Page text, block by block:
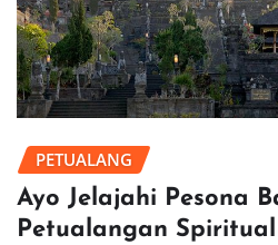
PETUALANG
Ayo Jelajahi Pesona
Petualangan